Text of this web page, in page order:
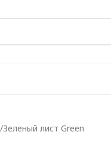
Зеленый лист Green